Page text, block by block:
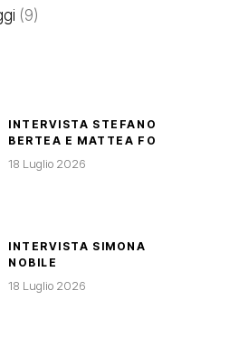
(9)
INTERVISTA STEFANO
BERTEA E MATTEA FO
18 Luglio 2026
INTERVISTA SIMONA
NOBILE
18 Luglio 2026